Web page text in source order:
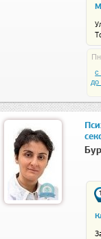
Пн
c
до
1